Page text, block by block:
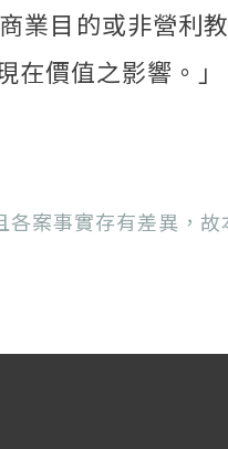
業目的或非營利
在價值之影響。」
案事實存有差異，